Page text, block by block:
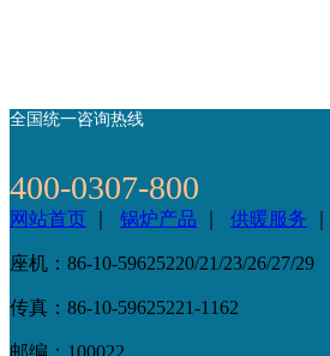
全国统一咨询热线
400-0307-800
网站首页 锅炉产品 供暖服务
座机：86-10-59625220/21/23/26/27/29
传真：86-10-59625221-1162
邮编：100022